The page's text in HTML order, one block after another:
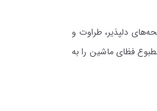
است که با حجم کوچک و رایحه‌های دلپذیر، طراوت و
فظای ماشین را به